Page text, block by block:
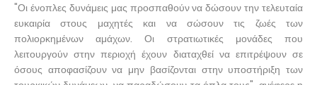
"Οι ένοπλες δυνάμεις μας προσπαθούν να δώσουν την τελευταία
ευκαιρία στους μαχητές και να σώσουν τις ζωές των
πολιορκημένων αμάχων. Οι στρατιωτικές μονάδες που
λειτουργούν στην περιοχή έχουν διαταχθεί να επιτρέψουν σε
όσους αποφασίζουν να μην βασίζονται στην υποστήριξη των